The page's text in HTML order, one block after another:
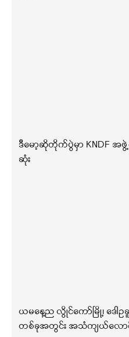
ဒီမော့ဆိုတိုက်ပွဲမှာ KNDF အဖွဲ့
ဆုံး
ယမနေ့ည လွိုင်ကော်မြို့၊ ဒေါ
တစ်ခုအတွင်း အသံကျယ်လော